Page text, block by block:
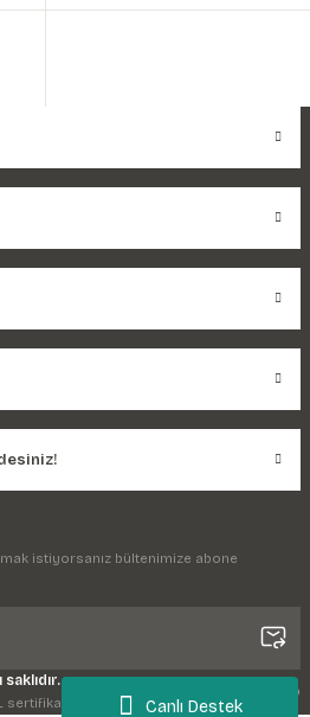
Canlı Destek
istiyorsanız bültenimize abone
sertifikası ile korunmaktadır.